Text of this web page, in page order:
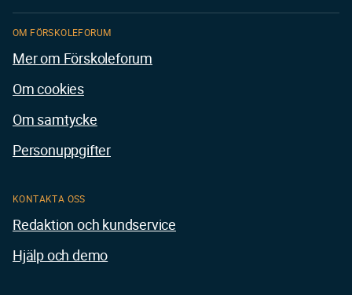
KONTAKTA OSS
Redaktion och kundservice
Hjälp och demo
OM FÖRSKOLEFORUM
Mer om Förskoleforum
Om cookies
Om samtycke
Personuppgifter